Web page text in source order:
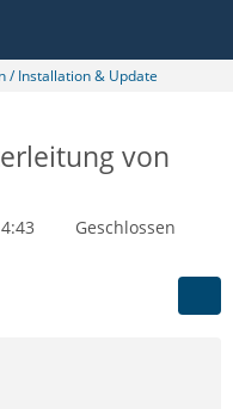
/ Installation & Update
von
Geschlossen